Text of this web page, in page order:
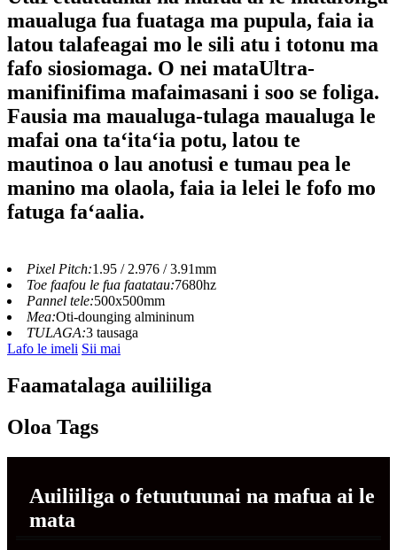
maualuga fua fuataga ma pupula, faia ia
latou talafeagai mo le sili atu i totonu ma
fafo siosiomaga. O nei mataUltra-
manifinifima mafaimasani i soo se foliga.
Fausia ma maualuga-tulaga maualuga le
mafai ona taʻitaʻia potu, latou te
mautinoa o lau anotusi e tumau pea le
manino ma olaola, faia ia lelei le fofo mo
fatuga faʻaalia.
Pixel Pitch:1.95 / 2.976 / 3.91mm
Toe faafou le fua faatatau:7680hz
Pannel tele:500x500mm
Mea:Oti-dounging almininum
TULAGA:3 tausaga
Lafo le imeli Sii mai
Faamatalaga auiliiliga
Oloa Tags
Auiliiliga o fetuutuunai na mafua ai le
mata